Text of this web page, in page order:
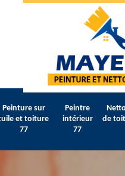
Peinture sur
et toiture
77
Peintre
intérieur
77
de